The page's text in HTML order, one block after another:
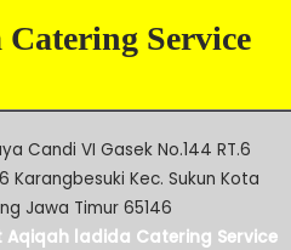
Service
Candi VI Gasek No.144 RT.6
Karangbesuki Kec. Sukun Kota
Jawa Timur 65146
Aqiqah ladida Catering Service